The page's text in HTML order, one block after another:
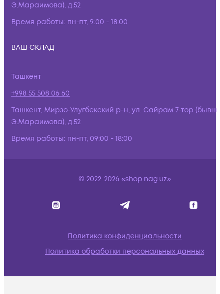
Э.Мараимова), д.52
Время работы: пн-пт, 9:00 - 18:00
ВАШ СКЛАД
Ташкент
+998 55 508 06 60
Ташкент, Мирзо-Улугбекский р-н, ул. Сайрам 7-тор (бывш.
Э.Мараимова), д.52
Время работы: пн-пт, 09:00 - 18:00
© 2022-2026 «shop.nag.uz»
Политика конфиденциальности
Политика обработки персональных данных